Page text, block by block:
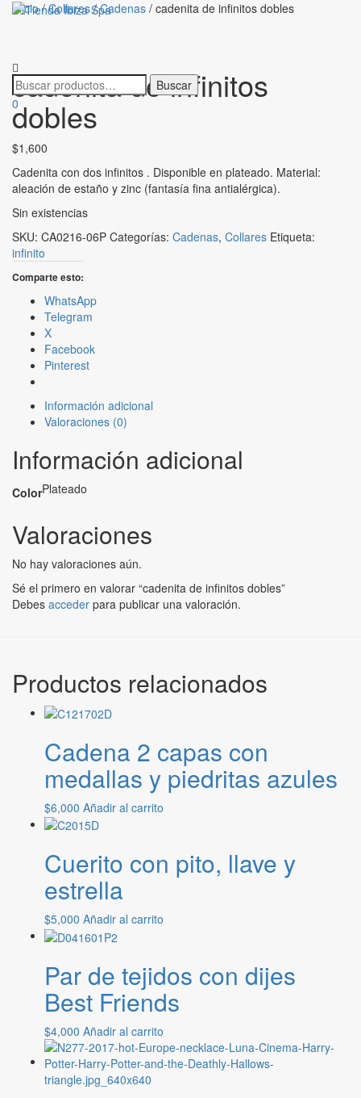
0
Inicio/Collares/Cadenas / cadenita de infinitos dobles
cadenita de infinitos
dobles
$1,600
Cadenita con dos infinitos . Disponible en plateado. Material:
aleación de estaño y zinc (fantasía fina antialérgica).
Sin existencias
SKU: CA0216-06P Categorías: Cadenas, Collares Etiqueta:
infinito
Comparte esto:
WhatsApp
Telegram
X
Facebook
Pinterest
Información adicional
Valoraciones (0)
Información adicional
ColorPlateado
Valoraciones
No hay valoraciones aún.
Sé el primero en valorar “cadenita de infinitos dobles”
Debes acceder para publicar una valoración.
Productos relacionados
Cadena 2 capas con
medallas y piedritas azules
$6,000 Añadir al carrito
Cuerito con pito, llave y
estrella
$5,000 Añadir al carrito
Par de tejidos con dijes
Best Friends
$4,000 Añadir al carrito